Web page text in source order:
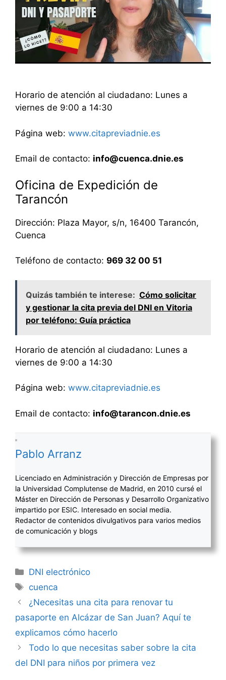
Horario de atención al ciudadano: Lunes a
viernes de 9:00 a 14:30
Página web: www.citapreviadnie.es
Email de contacto: info@cuenca.dnie.es
Oficina de Expedición de
Tarancón
Dirección: Plaza Mayor, s/n, 16400 Tarancón,
Cuenca
Teléfono de contacto: 969 32 00 51
Quizás también te interese: Cómo solicitar
y gestionar la cita previa del DNI en Vitoria
por teléfono: Guía práctica
Horario de atención al ciudadano: Lunes a
viernes de 9:00 a 14:30
Página web: www.citapreviadnie.es
Email de contacto: info@tarancon.dnie.es
Pablo Arranz
Licenciado en Administración y Dirección de Empresas por
la Universidad Complutense de Madrid, en 2010 cursé el
Máster en Dirección de Personas y Desarrollo Organizativo
impartido por ESIC. Interesado en social media.
Redactor de contenidos divulgativos para varios medios
de comunicación y blogs
Categorías
DNI electrónico
Etiquetas
cuenca
Navegación
de
entradas
¿Necesitas una cita para renovar tu
pasaporte en Alcázar de San Juan? Aquí te
explicamos cómo hacerlo
Todo lo que necesitas saber sobre la cita
del DNI para niños por primera vez